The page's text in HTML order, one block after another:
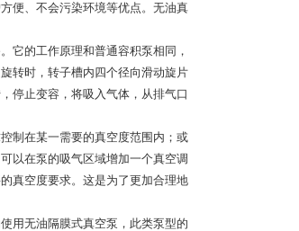
便、不会污染环境等优点。无油真
的工作原理和普通容积泵相同，
转时，转子槽内四个径向滑动旋片
停止变容，将吸入气体，从排气口
制在某一需要的真空度范围内；或
以在泵的吸气区域增加一个真空调
真空度要求。这是为了更加合理地
用无油隔膜式真空泵，此类泵型的